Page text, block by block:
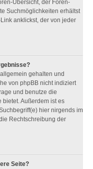
Übersicht, der Foren-
Suchmöglichkeiten erhältst
anklickst, der von jeder
gehalten und
von phpBB nicht indiziert
und benutze die
Außerdem ist es
hier nirgends im
Rechtschreibung der
Seite?